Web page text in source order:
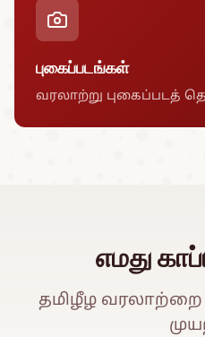
புகைப்படங்கள்
வரலாற்று புகைப்படத்
எமது
தமிழீழ வரலாற்றை